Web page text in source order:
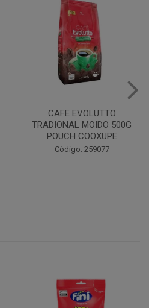
CAFE EVOLUTTO
TRADIONAL MOIDO 500G
POUCH COOXUPE
Código: 259077